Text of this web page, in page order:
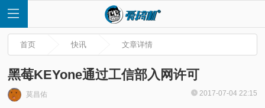
首页 快讯 文章详情
黑莓KEYone通过工信部入网许可
莫昌佑 2017-07-04 22:15